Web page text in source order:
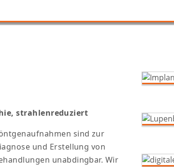
strahlenreduziert
sind zur
und Erstellung von
unabdingbar. Wir